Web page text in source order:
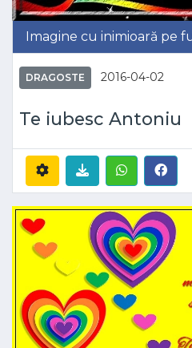
Imagine cu inimioară pe
DRAGOSTE 2016-04-02
Te iubesc Antoniu